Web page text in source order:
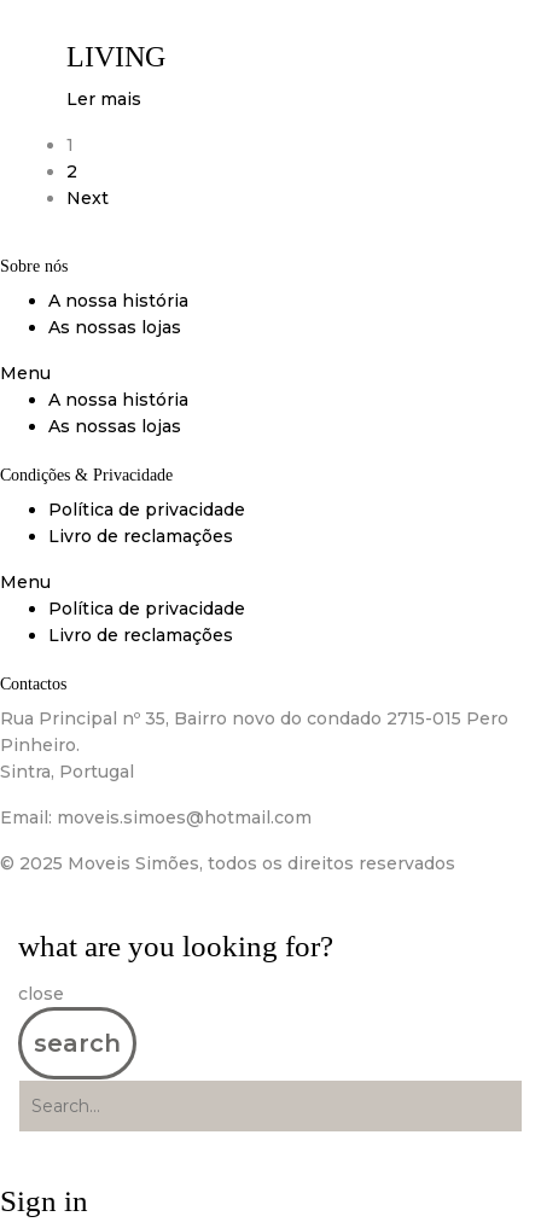
LIVING
Ler mais
1
2
Next
Sobre nós
A nossa história
As nossas lojas
Menu
A nossa história
As nossas lojas
Condições & Privacidade
Política de privacidade
Livro de reclamações
Menu
Política de privacidade
Livro de reclamações
Contactos
Rua Principal nº 35, Bairro novo do condado 2715-015 Pero
Pinheiro.
Sintra, Portugal
Email: moveis.simoes@hotmail.com
© 2025 Moveis Simões, todos os direitos reservados
what are you looking for?
close
search
Sign in